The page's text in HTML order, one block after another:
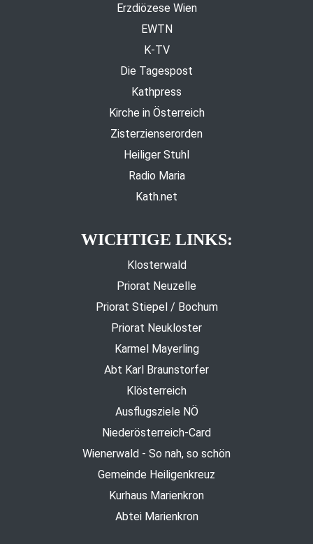
Erzdiözese Wien
EWTN
K-TV
Die Tagespost
Kathpress
Kirche in Österreich
Zisterzienserorden
Heiliger Stuhl
Radio Maria
Kath.net
WICHTIGE LINKS:
Klosterwald
Priorat Neuzelle
Priorat Stiepel / Bochum
Priorat Neukloster
Karmel Mayerling
Abt Karl Braunstorfer
Klösterreich
Ausflugsziele NÖ
Niederösterreich-Card
Wienerwald - So nah, so schön
Gemeinde Heiligenkreuz
Kurhaus Marienkron
Abtei Marienkron